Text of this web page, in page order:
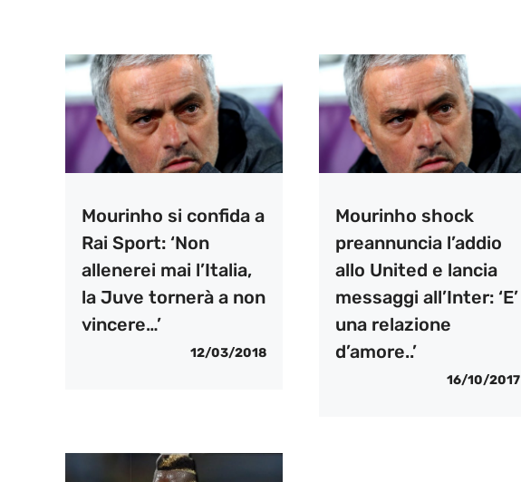
Mourinho si confida a
Rai Sport: ‘Non
allenerei mai l’Italia,
la Juve tornerà a non
vincere…’
12/03/2018
Mourinho shock
preannuncia l’addio
allo United e lancia
messaggi all’Inter: ‘E’
una relazione
d’amore..’
16/10/2017